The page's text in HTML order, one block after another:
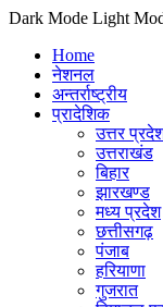
Dark Mode Light
Home
नेशनल
अन्तर्राष्ट्रीय
प्रादेशिक
उत्तर
उत्तराखंड
बिहार
झारखण्ड
मध्य प्रदेश
छत्तीसगढ़
पंजाब
हरियाणा
गुजरात